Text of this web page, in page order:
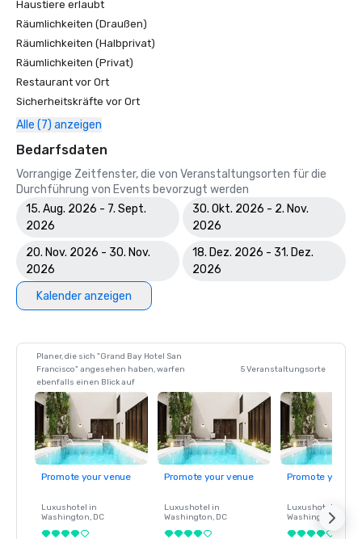
Haustiere erlaubt
Räumlichkeiten (Draußen)
Räumlichkeiten (Halbprivat)
Räumlichkeiten (Privat)
Restaurant vor Ort
Sicherheitskräfte vor Ort
Alle (7) anzeigen
Bedarfsdaten
Vorrangige Zeitfenster, die von Veranstaltungsorten für die
Durchführung von Events bevorzugt werden
15. Aug. 2026 - 7. Sept.
2026
30. Okt. 2026 - 2. Nov.
2026
20. Nov. 2026 - 30. Nov.
2026
18. Dez. 2026 - 31. Dez.
2026
Kalender anzeigen
Planer, die sich "Grand Bay Hotel San
Francisco" angesehen haben, warfen
ebenfalls einen Blick auf
5 Veranstaltungsorte
Promote your venue
Luxushotel in
Washington, DC
Promote your venue
Luxushotel in
Washington, DC
Promote your
Luxushotel in
Washington